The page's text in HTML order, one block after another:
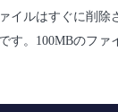
イルはすぐに削除
す。100MBのファ